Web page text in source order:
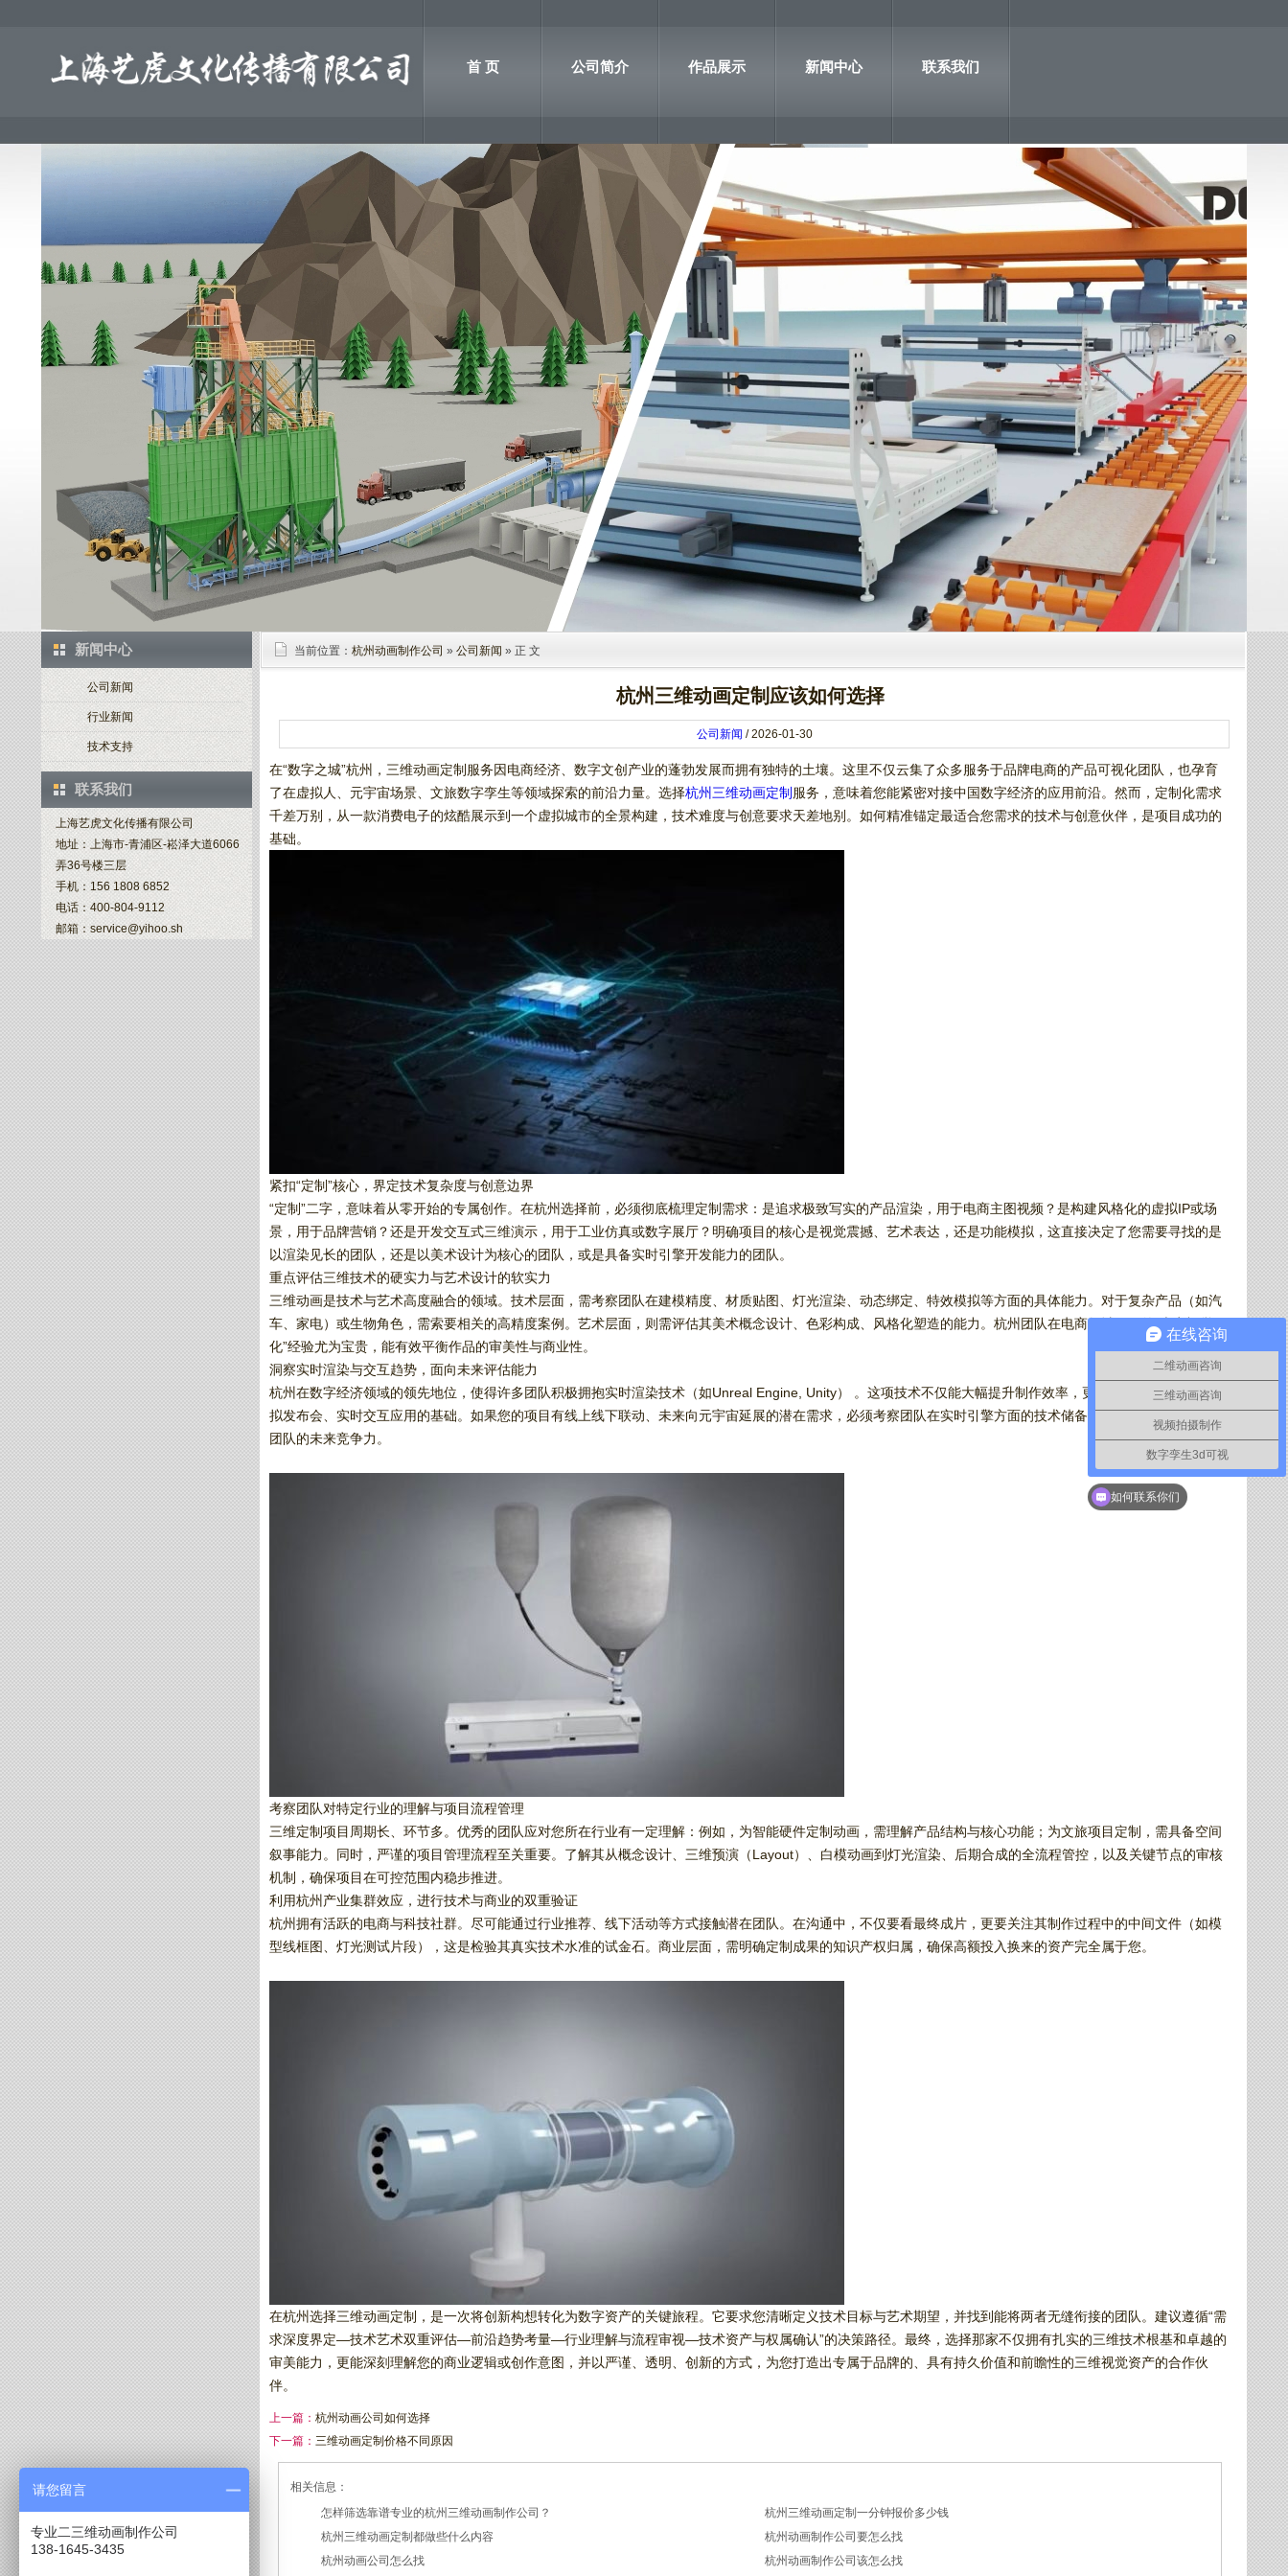
首 页 公司简介 作品展示 新闻中心 联系我们
新闻中心
公司新闻
行业新闻
技术支持
联系我们
上海艺虎文化传播有限公司
地址：上海市-青浦区-崧泽大道6066
弄36号楼三层
手机：156 1808 6852
电话：400-804-9112
邮箱：service@yihoo.sh
当前位置： 杭州动画制作公司 » 公司新闻 » 正 文
杭州三维动画定制应该如何选择
公司新闻 / 2026-01-30
在“数字之城”杭州，三维动画定制服务因电商经济、数字文创产业的蓬勃发展而拥有独特的土壤。这里不仅云集了众多服务于品牌电商的产品可视化团队，也孕育
了在虚拟人、元宇宙场景、文旅数字孪生等领域探索的前沿力量。选择杭州三维动画定制 服务，意味着您能紧密对接中国数字经济的应用前沿。然而，定制化需求
千差万别，从一款消费电子的炫酷展示到一个虚拟城市的全景构建，技术难度与创意要求天差地别。如何精准锚定最适合您需求的技术与创意伙伴，是项目成功的
基础。
紧扣“定制”核心，界定技术复杂度与创意边界
“定制”二字，意味着从零开始的专属创作。在杭州选择前，必须彻底梳理定制需求：是追求极致写实的产品渲染，用于电商主图视频？是构建风格化的虚拟IP或场
景，用于品牌营销？还是开发交互式三维演示，用于工业仿真或数字展厅？明确项目的核心是视觉震撼、艺术表达，还是功能模拟，这直接决定了您需要寻找的是
以渲染见长的团队，还是以美术设计为核心的团队，或是具备实时引擎开发能力的团队。
重点评估三维技术的硬实力与艺术设计的软实力
三维动画是技术与艺术高度融合的领域。技术层面，需考察团队在建模精度、材质贴图、灯光渲染、动态绑定、特效模拟等方面的具体能力。对于复杂产品（如汽
车、家电）或生物角色，需索要相关的高精度案例。艺术层面，则需评估其美术概念设计、色彩构成、风格化塑造的能力。杭州团队在电商领域积累的“卖点视觉
化”经验尤为宝贵，能有效平衡作品的审美性与商业性。
洞察实时渲染与交互趋势，面向未来评估能力
杭州在数字经济领域的领先地位，使得许多团队积极拥抱实时渲染技术（如Unreal Engine, Unity） 。这项技术不仅能大幅提升制作效率，更是实现VR/AR体验、虚
拟发布会、实时交互应用的基础。如果您的项目有线上线下联动、未来向元宇宙延展的潜在需求，必须考察团队在实时引擎方面的技术储备和落地案例，这代表了
团队的未来竞争力。
考察团队对特定行业的理解与项目流程管理
三维定制项目周期长、环节多。优秀的团队应对您所在行业有一定理解：例如，为智能硬件定制动画，需理解产品结构与核心功能；为文旅项目定制，需具备空间
叙事能力。同时，严谨的项目管理流程至关重要。了解其从概念设计、三维预演（Layout）、白模动画到灯光渲染、后期合成的全流程管控，以及关键节点的审核
机制，确保项目在可控范围内稳步推进。
利用杭州产业集群效应，进行技术与商业的双重验证
杭州拥有活跃的电商与科技社群。尽可能通过行业推荐、线下活动等方式接触潜在团队。在沟通中，不仅要看最终成片，更要关注其制作过程中的中间文件（如模
型线框图、灯光测试片段），这是检验其真实技术水准的试金石。商业层面，需明确定制成果的知识产权归属，确保高额投入换来的资产完全属于您。
在杭州选择三维动画定制，是一次将创新构想转化为数字资产的关键旅程。它要求您清晰定义技术目标与艺术期望，并找到能将两者无缝衔接的团队。建议遵循“需
求深度界定—技术艺术双重评估—前沿趋势考量—行业理解与流程审视—技术资产与权属确认”的决策路径。最终，选择那家不仅拥有扎实的三维技术根基和卓越的
审美能力，更能深刻理解您的商业逻辑或创作意图，并以严谨、透明、创新的方式，为您打造出专属于品牌的、具有持久价值和前瞻性的三维视觉资产的合作伙
伴。
上一篇： 杭州动画公司如何选择
下一篇： 三维动画定制价格不同原因
相关信息：
怎样筛选靠谱专业的杭州三维动画制作公司？
2026/07/21
杭州三维动画定制一分钟报价多少钱
2026/03/20
杭州三维动画定制都做些什么内容
2026/03/19
杭州动画制作公司要怎么找
2026/03/13
杭州动画公司怎么找 杭州动画制作公司该怎么找
在线咨询
二维动画咨询
三维动画咨询
视频拍摄制作
数字孪生3d可视
动画视频制作
请您留言
专业二三维动画制作公司
138-1645-3435